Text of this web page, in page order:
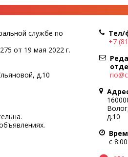
службе по
от 19 мая 2022 г.
д.10
Тел/
+7
д.10
с